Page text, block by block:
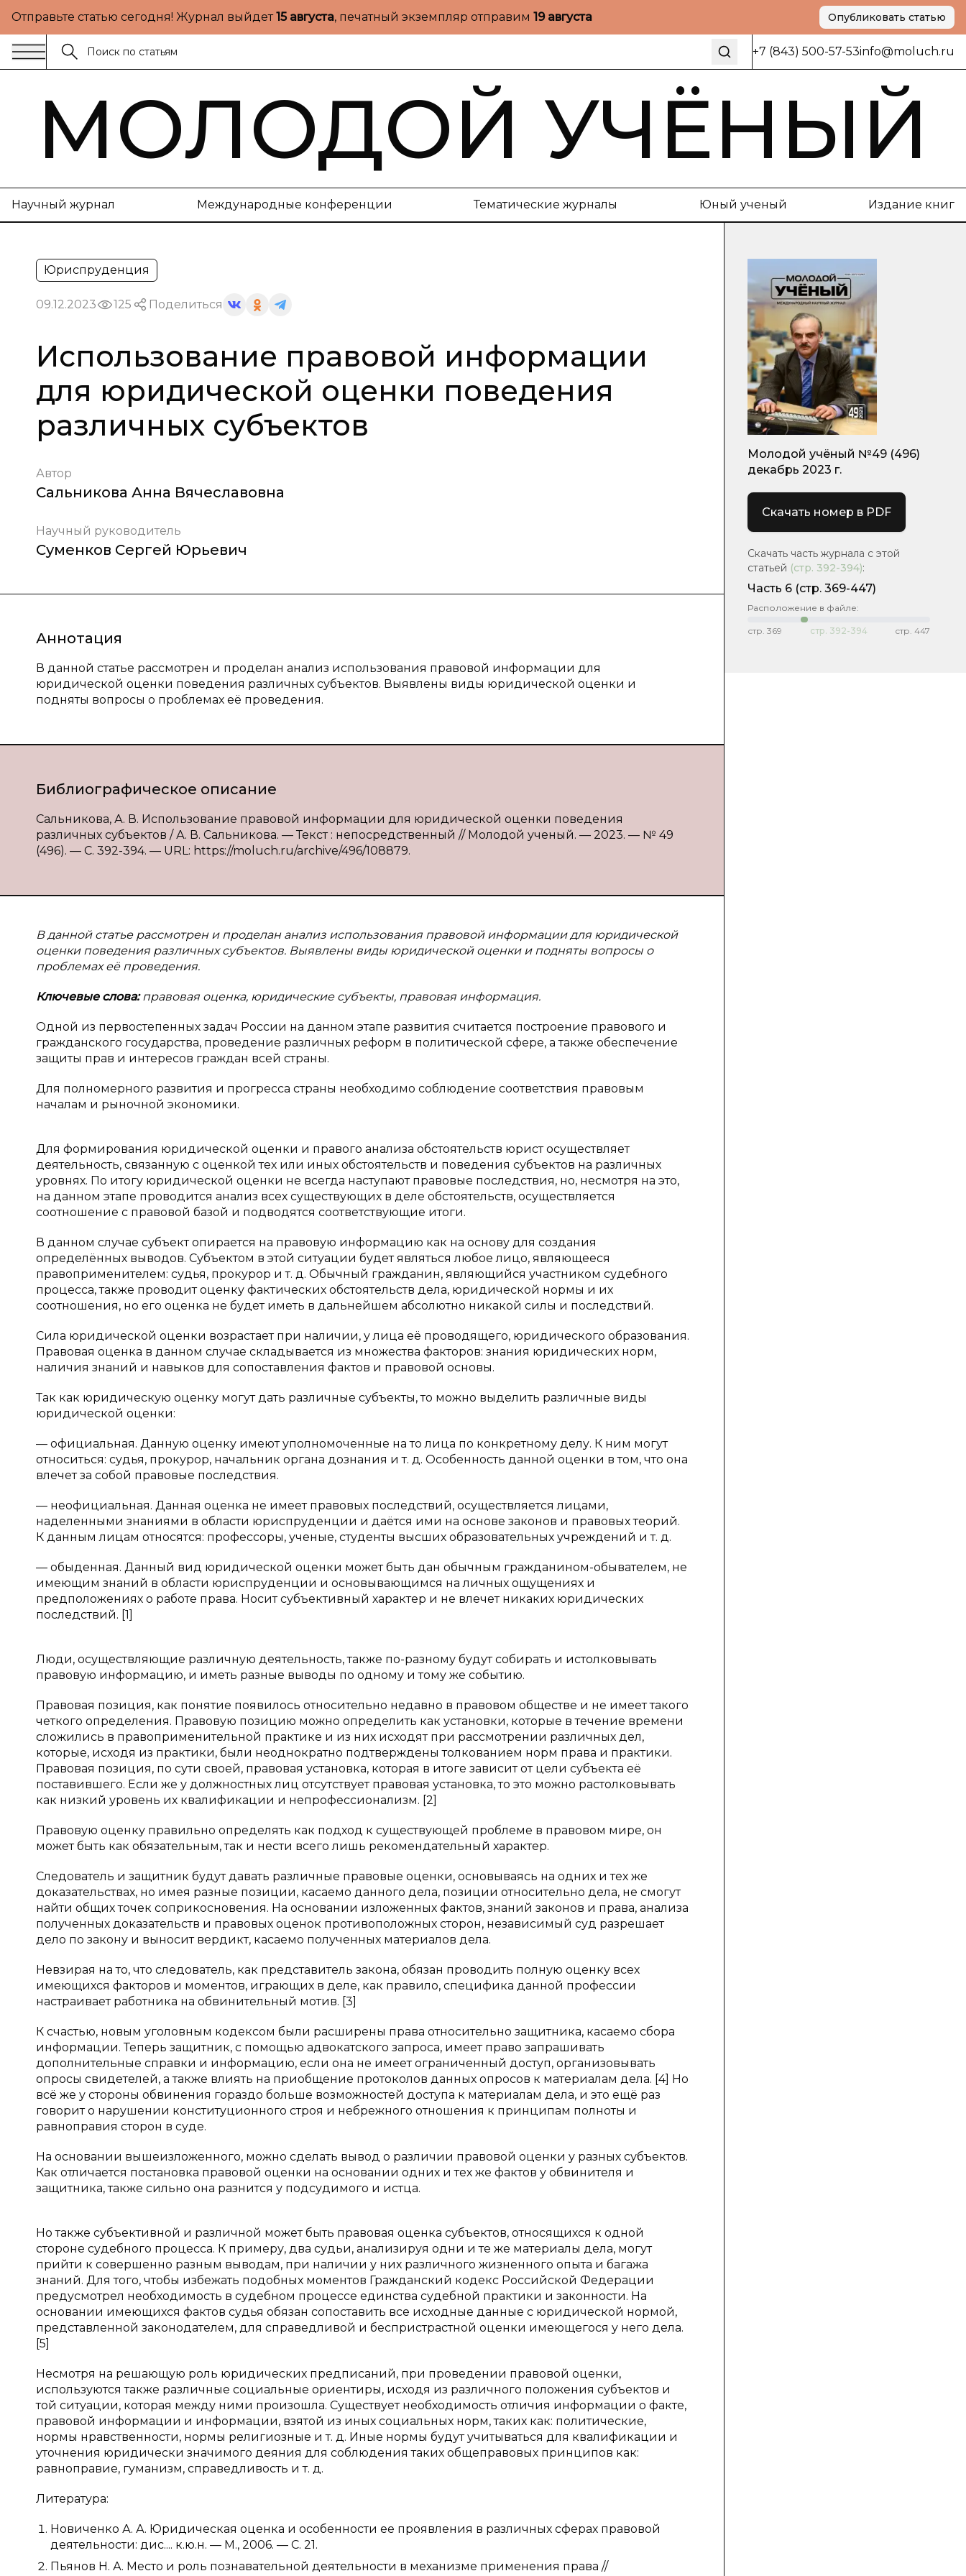
Отправьте статью сегодня! Журнал выйдет15 августа, печатный экземпляр отправим 19 августа Опубликовать статью
+7 (843) 500-57-53info@moluch.ru
МОЛОДОЙ УЧЁНЫЙ
Научный журнал Международные конференции Тематические журналы Юный ученый Издание книг
Юриспруденция
09.12.2023 125 Поделиться
Использование правовой информации
для юридической оценки поведения
различных субъектов
Автор
Сальникова Анна Вячеславовна
Научный руководитель
Суменков Сергей Юрьевич
Аннотация
В данной статье рассмотрен и проделан анализ использования правовой информации для
юридической оценки поведения различных субъектов. Выявлены виды юридической оценки и
подняты вопросы о проблемах её проведения.
Библиографическое описание
Сальникова, А. В. Использование правовой информации для юридической оценки поведения
различных субъектов / А. В. Сальникова. — Текст : непосредственный // Молодой ученый. — 2023. — № 49
(496). — С. 392-394. — URL: https://moluch.ru/archive/496/108879.
В данной статье рассмотрен и проделан анализ использования правовой информации для юридической
оценки поведения различных субъектов. Выявлены виды юридической оценки и подняты вопросы о
проблемах её проведения.
Ключевые слова:правовая оценка, юридические субъекты, правовая информация.
Одной из первостепенных задач России на данном этапе развития считается построение правового и
гражданского государства, проведение различных реформ в политической сфере, а также обеспечение
защиты прав и интересов граждан всей страны.
Для полномерного развития и прогресса страны необходимо соблюдение соответствия правовым
началам и рыночной экономики.
Для формирования юридической оценки и правого анализа обстоятельств юрист осуществляет
деятельность, связанную с оценкой тех или иных обстоятельств и поведения субъектов на различных
уровнях. По итогу юридической оценки не всегда наступают правовые последствия, но, несмотря на это,
на данном этапе проводится анализ всех существующих в деле обстоятельств, осуществляется
соотношение с правовой базой и подводятся соответствующие итоги.
В данном случае субъект опирается на правовую информацию как на основу для создания
определённых выводов. Субъектом в этой ситуации будет являться любое лицо, являющееся
правоприменителем: судья, прокурор и т. д. Обычный гражданин, являющийся участником судебного
процесса, также проводит оценку фактических обстоятельств дела, юридической нормы и их
соотношения, но его оценка не будет иметь в дальнейшем абсолютно никакой силы и последствий.
Сила юридической оценки возрастает при наличии, у лица её проводящего, юридического образования.
Правовая оценка в данном случае складывается из множества факторов: знания юридических норм,
наличия знаний и навыков для сопоставления фактов и правовой основы.
Так как юридическую оценку могут дать различные субъекты, то можно выделить различные виды
юридической оценки:
— официальная. Данную оценку имеют уполномоченные на то лица по конкретному делу. К ним могут
относиться: судья, прокурор, начальник органа дознания и т. д. Особенность данной оценки в том, что она
влечет за собой правовые последствия.
— неофициальная. Данная оценка не имеет правовых последствий, осуществляется лицами,
наделенными знаниями в области юриспруденции и даётся ими на основе законов и правовых теорий.
К данным лицам относятся: профессоры, ученые, студенты высших образовательных учреждений и т. д.
— обыденная. Данный вид юридической оценки может быть дан обычным гражданином-обывателем, не
имеющим знаний в области юриспруденции и основывающимся на личных ощущениях и
предположениях о работе права. Носит субъективный характер и не влечет никаких юридических
последствий. [1]
Люди, осуществляющие различную деятельность, также по-разному будут собирать и истолковывать
правовую информацию, и иметь разные выводы по одному и тому же событию.
Правовая позиция, как понятие появилось относительно недавно в правовом обществе и не имеет такого
четкого определения. Правовую позицию можно определить как установки, которые в течение времени
сложились в правоприменительной практике и из них исходят при рассмотрении различных дел,
которые, исходя из практики, были неоднократно подтверждены толкованием норм права и практики.
Правовая позиция, по сути своей, правовая установка, которая в итоге зависит от цели субъекта её
поставившего. Если же у должностных лиц отсутствует правовая установка, то это можно растолковывать
как низкий уровень их квалификации и непрофессионализм. [2]
Правовую оценку правильно определять как подход к существующей проблеме в правовом мире, он
может быть как обязательным, так и нести всего лишь рекомендательный характер.
Следователь и защитник будут давать различные правовые оценки, основываясь на одних и тех же
доказательствах, но имея разные позиции, касаемо данного дела, позиции относительно дела, не смогут
найти общих точек соприкосновения. На основании изложенных фактов, знаний законов и права, анализа
полученных доказательств и правовых оценок противоположных сторон, независимый суд разрешает
дело по закону и выносит вердикт, касаемо полученных материалов дела.
Невзирая на то, что следователь, как представитель закона, обязан проводить полную оценку всех
имеющихся факторов и моментов, играющих в деле, как правило, специфика данной профессии
настраивает работника на обвинительный мотив. [3]
К счастью, новым уголовным кодексом были расширены права относительно защитника, касаемо сбора
информации. Теперь защитник, с помощью адвокатского запроса, имеет право запрашивать
дополнительные справки и информацию, если она не имеет ограниченный доступ, организовывать
опросы свидетелей, а также влиять на приобщение протоколов данных опросов к материалам дела. [4] Но
всё же у стороны обвинения гораздо больше возможностей доступа к материалам дела, и это ещё раз
говорит о нарушении конституционного строя и небрежного отношения к принципам полноты и
равноправия сторон в суде.
На основании вышеизложенного, можно сделать вывод о различии правовой оценки у разных субъектов.
Как отличается постановка правовой оценки на основании одних и тех же фактов у обвинителя и
защитника, также сильно она разнится у подсудимого и истца.
Но также субъективной и различной может быть правовая оценка субъектов, относящихся к одной
стороне судебного процесса. К примеру, два судьи, анализируя одни и те же материалы дела, могут
прийти к совершенно разным выводам, при наличии у них различного жизненного опыта и багажа
знаний. Для того, чтобы избежать подобных моментов Гражданский кодекс Российской Федерации
предусмотрел необходимость в судебном процессе единства судебной практики и законности. На
основании имеющихся фактов судья обязан сопоставить все исходные данные с юридической нормой,
представленной законодателем, для справедливой и беспристрастной оценки имеющегося у него дела.
[5]
Несмотря на решающую роль юридических предписаний, при проведении правовой оценки,
используются также различные социальные ориентиры, исходя из различного положения субъектов и
той ситуации, которая между ними произошла. Существует необходимость отличия информации о факте,
правовой информации и информации, взятой из иных социальных норм, таких как: политические,
нормы нравственности, нормы религиозные и т. д. Иные нормы будут учитываться для квалификации и
уточнения юридически значимого деяния для соблюдения таких общеправовых принципов как:
равноправие, гуманизм, справедливость и т. д.
Литература:
Новиченко А. А. Юридическая оценка и особенности ее проявления в различных сферах правовой
деятельности: дис.... к.ю.н. — М., 2006. — С. 21.
Пьянов Н. А. Место и роль познавательной деятельности в механизме применения права //
Молодой учёный №49 (496)
декабрь 2023 г.
Скачать номер в PDF
Скачать часть журнала с этой
статьей (стр. 392-394):
Часть 6 (стр. 369-447)
Расположение в файле:
стр. 369 стр. 392-394 стр. 447